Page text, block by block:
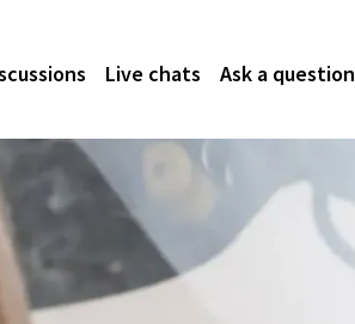
Live chats Ask a question